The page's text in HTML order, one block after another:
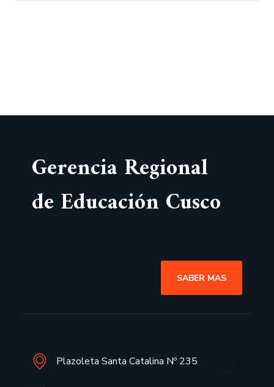
Gerencia Regional
de Educación Cusco
SABER MAS
Plazoleta Santa Catalina Nº 235